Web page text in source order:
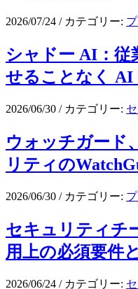
2026/07/24 / カテゴリー:
シャドー AI：従
せることなく AI
2026/06/30 / カテゴリー:
ウォッチガード
リティの
2026/06/30 / カテゴリー:
セキュリティチ
用上の必須要件
2026/06/24 / カテゴリー: